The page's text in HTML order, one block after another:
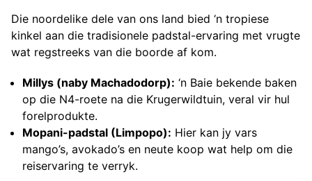
Die noordelike dele van ons land bied ‘n tropiese
kinkel aan die tradisionele padstal-ervaring met vrugte
wat regstreeks van die boorde af kom.
Millys (naby Machadodorp): ‘n Baie bekende baken
op die N4-roete na die Krugerwildtuin, veral vir hul
forelprodukte.
Mopani-padstal (Limpopo): Hier kan jy vars
mango’s, avokado’s en neute koop wat help om die
reiservaring te verryk.